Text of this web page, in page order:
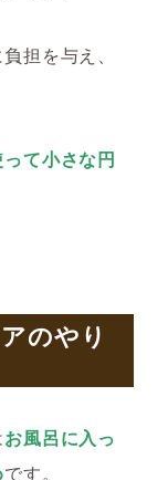
担を与え、
て小さな円
のやり
お風呂に入っ
です。